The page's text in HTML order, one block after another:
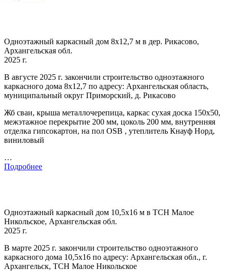
Одноэтажный каркасный дом 8х12,7 м в дер. Рикасово,
Архангельская обл.
2025 г.
В августе 2025 г. закончили строительство одноэтажного
каркасного дома 8х12,7 по адресу: Архангельская область,
муниципальный округ Приморский, д. Рикасово
Жб сваи, крыша металлочерепица, каркас сухая доска 150х50,
межэтажное перекрытие 200 мм, цоколь 200 мм, внутренняя
отделка гипсокартон, на пол OSB , утеплитель Кнауф Норд,
виниловый
…
Подробнее
Одноэтажный каркасный дом 10,5х16 м в ТСН Малое
Никольское, Архангельская обл.
2025 г.
В марте 2025 г. закончили строительство одноэтажного
каркасного дома 10,5х16 по адресу: Архангельская обл., г.
Архангельск, ТСН Малое Никольское